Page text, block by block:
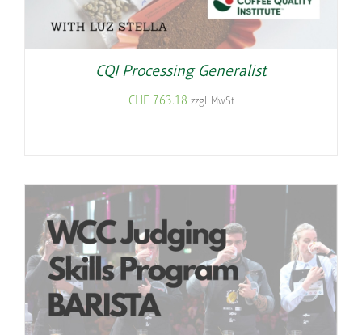
CQI Processing Generalist
CHF 763.18 zzgl. MwSt